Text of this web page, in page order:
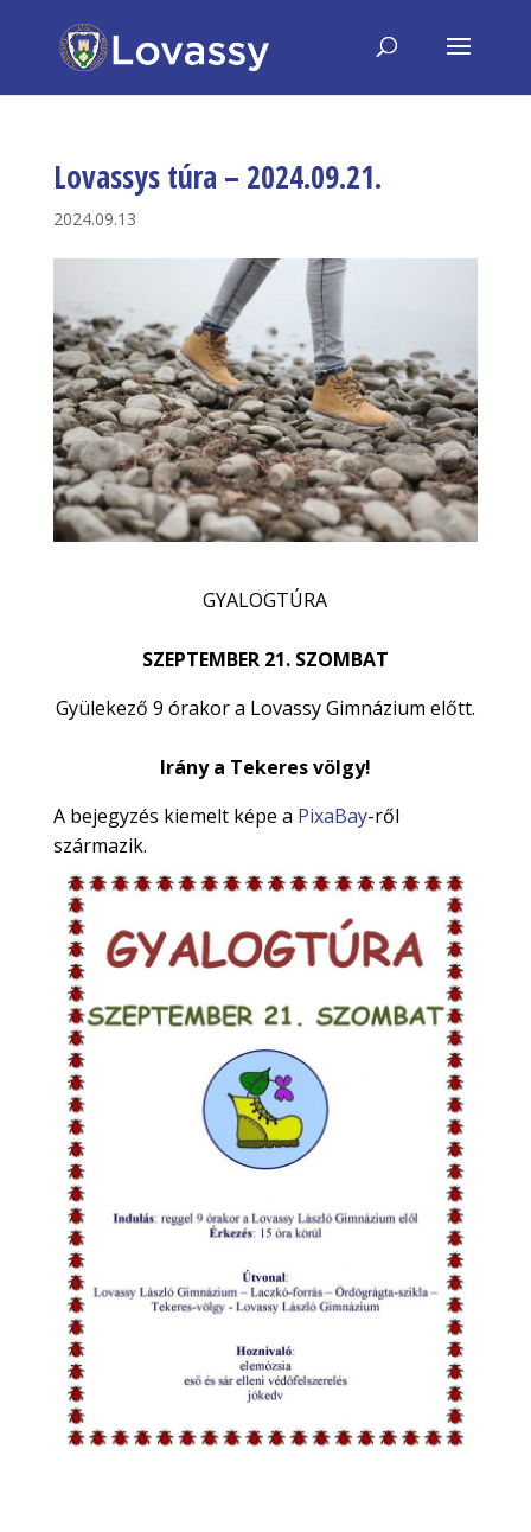
Lovassys túra – 2024.09.21.
2024.09.13
GYALOGTÚRA
SZEPTEMBER 21. SZOMBAT
Gyülekező 9 órakor a Lovassy Gimnázium előtt.
Irány a Tekeres völgy!
A bejegyzés kiemelt képe a PixaBay-ről
származik.